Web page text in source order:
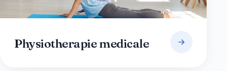
Physiotherapie medicale